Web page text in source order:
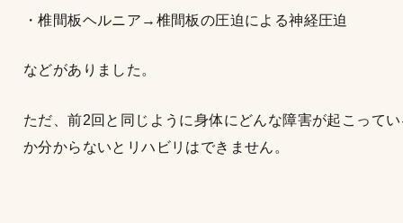
・椎間板ヘルニア→椎間板の圧迫による神経圧迫
などがありました。
ただ、前2回と同じように身体にどんな障害が起こって
か分からないとリハビリはできません。